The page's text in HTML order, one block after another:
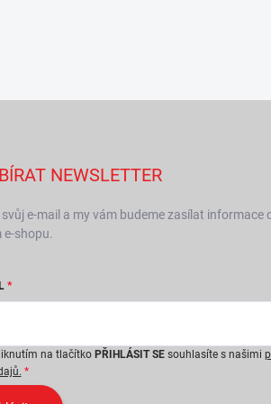
NEWSLETTER
e-mail a my vám budeme zasílat informace
e-shopu.
na tlačítko PŘIHLÁSIT SE souhlasíte s našimi